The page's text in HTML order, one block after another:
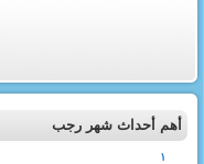
أهم أحداث شهر رجب
١